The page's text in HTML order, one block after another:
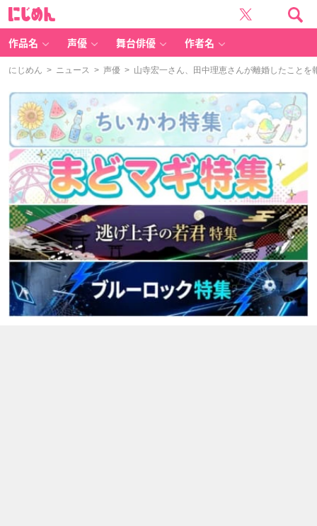
作品名 声優 舞台俳優 作者名
にじめん > ニュース > 声優 > 山寺宏一さん、田中理恵さんが離婚したこと